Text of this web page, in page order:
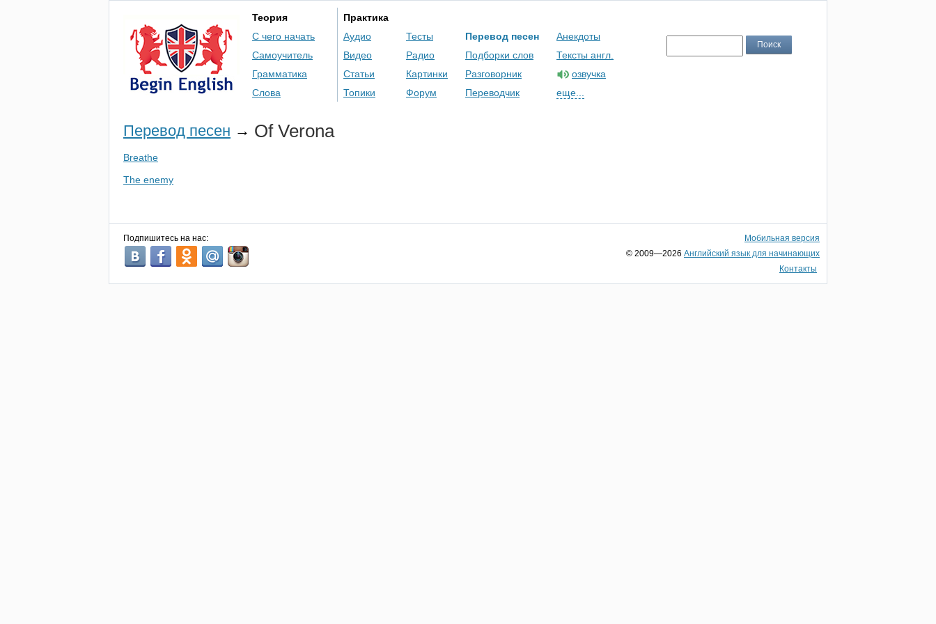
Теория
С чего начать
Самоучитель
Грамматика
Слова
Практика
Аудио
Видео
Статьи
Топики
Тесты
Радио
Картинки
Форум
Перевод песен
Подборки слов
Разговорник
Переводчик
Анекдоты
Тексты англ.
озвучка
еще...
Перевод песен → Of Verona
Breathe
The enemy
Подпишитесь на нас:
Мобильная версия
© 2009—2026 Английский язык для начинающих
Контакты